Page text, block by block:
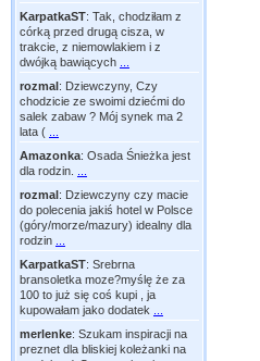
KarpatkaST: Tak, chodziłam z
córką przed drugą cisza, w
trakcie, z niemowlakiem i z
dwójką bawiących
rozmal: Dziewczyny, Czy
chodzicie ze swoimi dziećmi do
salek zabaw ? Mój synek ma 2
lata (
Amazonka: Osada Śnieżka jest
dla rodzin.
rozmal: Dziewczyny czy macie
do polecenia jakiś hotel w Polsce
(góry/morze/mazury) idealny dla
rodzin
KarpatkaST: Srebrna
bransoletka moze?myślę że za
100 to już się coś kupi , ja
kupowałam jako dodatek
merlenke: Szukam inspiracji na
preznet dla bliskiej koleżanki na